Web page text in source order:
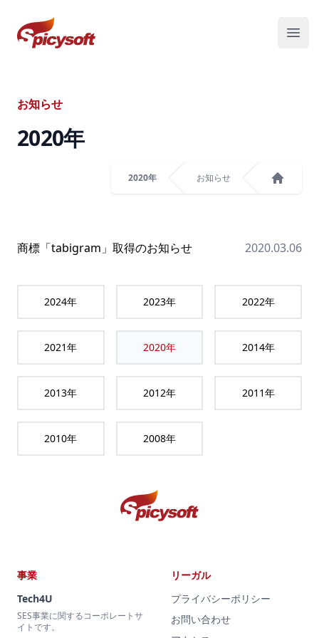
スパイシーソフト株式会社
メニ
お知らせ
2020年
2020年 お知らせ
商標「tabigram」取得のお知らせ 2020.03.06
2024年 2023年 2022年
2021年 2020年 2014年
2013年 2012年 2011年
2010年 2008年
事業
Tech4U
SES事業に関するコーポレートサ
イトです。
リーガル
プライバシーポリシー
お問い合わせ